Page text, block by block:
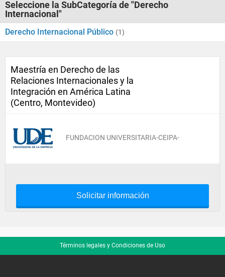
Seleccione la SubCategoría de "Derecho
Internacional"
Derecho Internacional Público (1)
Maestría en Derecho de las
Relaciones Internacionales y la
Integración en América Latina
(Centro, Montevideo)
FUNDACION UNIVERSITARIA-CEIPA-
Solicitar información
Términos legales y Condiciones de Uso